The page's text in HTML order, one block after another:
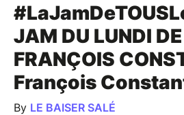
JAM DU LUNDI DE
FRANÇOIS
François
By LE BAISER SALÉ